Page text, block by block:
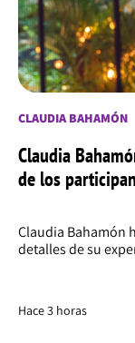
CLAUDIA BAHAMÓN
Claudia
de los
Claudia Bahamón
detalles de su
Hace 3 horas